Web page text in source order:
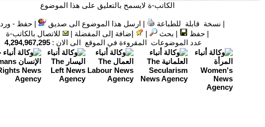
الكاتب-ة لايسمح بالتعليق على هذا الموضوع
| نسخة قابلة للطباعة | ارسل هذا الموضوع الى صديق |حفظ - ورد
|حفظ | بحث | إضافة إلى المفضلة |
للاتصال بالكاتب-ة
عدد الموضوعات المقروءة في الموقع الى الان : 4,294,967,295